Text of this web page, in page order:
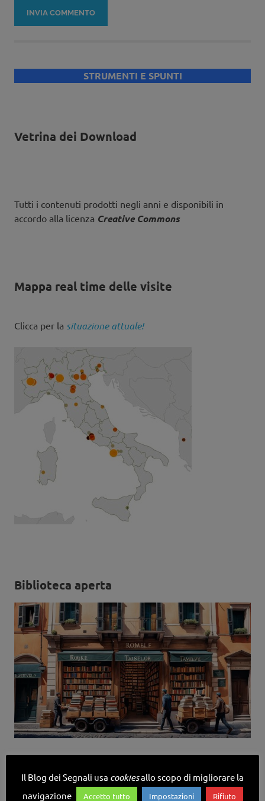
STRUMENTI E SPUNTI
Vetrina dei Download
Tutti i contenuti prodotti negli anni e disponibili in
accordo alla licenza Creative Commons
Mappa real time delle visite
Clicca per la situazione attuale!
Biblioteca aperta
I lavori conferiti da studiosi ed esperti su argomenti
inerenti la società dell'informazione. Se pensi di aver
Il Blog dei Segnali usa cookiesallo scopo di migliorare la
navigazione
Accetto tutto Impostazioni Rifiuto